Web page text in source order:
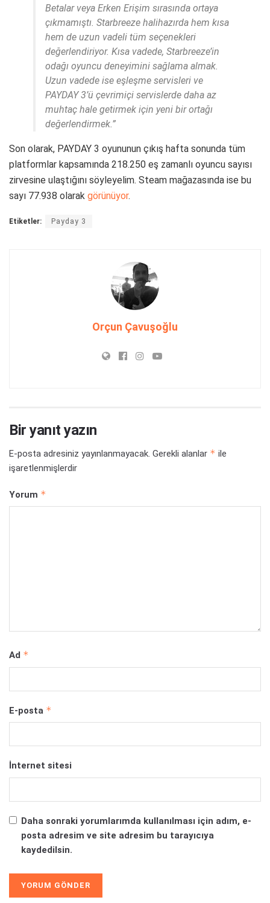
Betalar veya Erken Erişim sırasında ortaya
çıkmamıştı. Starbreeze halihazırda hem kısa
hem de uzun vadeli tüm seçenekleri
değerlendiriyor. Kısa vadede, Starbreeze’in
odağı oyuncu deneyimini sağlama almak.
Uzun vadede ise eşleşme servisleri ve
PAYDAY 3’ü çevrimiçi servislerde daha az
muhtaç hale getirmek için yeni bir ortağı
değerlendirmek.”
Son olarak, PAYDAY 3 oyununun çıkış hafta sonunda tüm
platformlar kapsamında 218.250 eş zamanlı oyuncu sayısı
zirvesine ulaştığını söyleyelim. Steam mağazasında ise bu
sayı 77.938 olarak görünüyor.
Etiketler: Payday 3
Orçun Çavuşoğlu
Bir yanıt yazın
E-posta adresiniz yayınlanmayacak. Gerekli alanlar * ile
işaretlenmişlerdir
Yorum *
Ad *
E-posta *
İnternet sitesi
Daha sonraki yorumlarımda kullanılması için adım, e-
posta adresim ve site adresim bu tarayıcıya
kaydedilsin.